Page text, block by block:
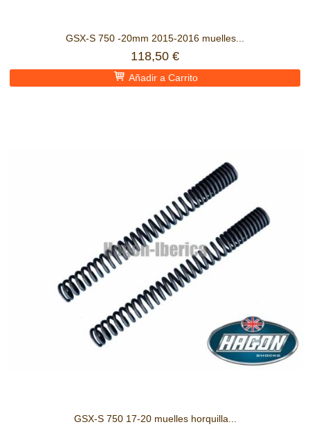
GSX-S 750 -20mm 2015-2016 muelles...
118,50 €
Añadir a Carrito
GSX-S 750 17-20 muelles horquilla...